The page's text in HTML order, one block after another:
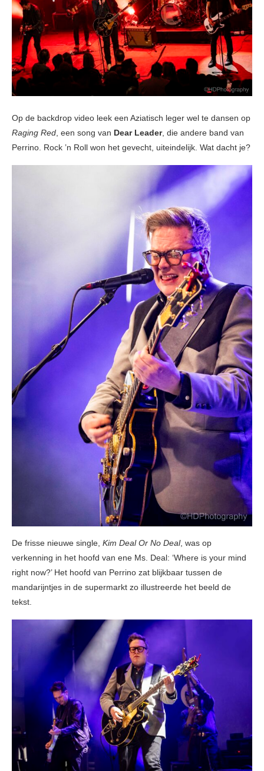
Op de backdrop video leek een Aziatisch leger wel te dansen op
Raging Red, een song van Dear Leader, die andere band van
Perrino. Rock ’n Roll won het gevecht, uiteindelijk. Wat dacht je?
De frisse nieuwe single, Kim Deal Or No Deal, was op
verkenning in het hoofd van ene Ms. Deal: ‘Where is your mind
right now?’ Het hoofd van Perrino zat blijkbaar tussen de
mandarijntjes in de supermarkt zo illustreerde het beeld de
tekst.